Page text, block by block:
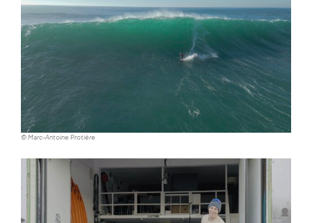
© Marc-Antoine Protière